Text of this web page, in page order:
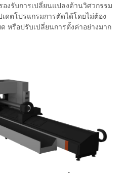
งรับการเปลี่ยนแปลงด้านวิศวกรรม
ดตโปรแกรมการตัดได้โดยไม่ต้อง
หรือปรับเปลี่ยนการตั้งค่าอย่างมาก